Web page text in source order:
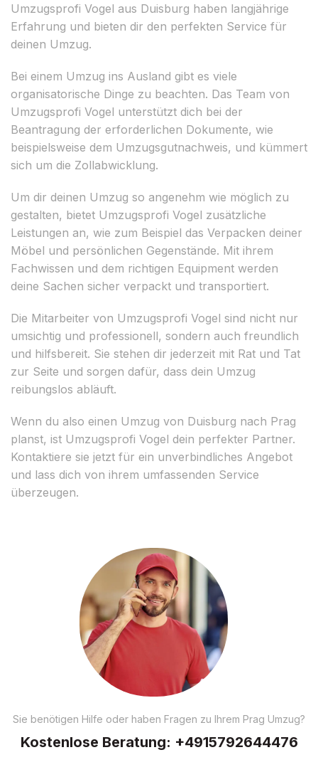
Umzugsprofi Vogel aus Duisburg haben langjährige
Erfahrung und bieten dir den perfekten Service für
deinen Umzug.
Bei einem Umzug ins Ausland gibt es viele
organisatorische Dinge zu beachten. Das Team von
Umzugsprofi Vogel unterstützt dich bei der
Beantragung der erforderlichen Dokumente, wie
beispielsweise dem Umzugsgutnachweis, und kümmert
sich um die Zollabwicklung.
Um dir deinen Umzug so angenehm wie möglich zu
gestalten, bietet Umzugsprofi Vogel zusätzliche
Leistungen an, wie zum Beispiel das Verpacken deiner
Möbel und persönlichen Gegenstände. Mit ihrem
Fachwissen und dem richtigen Equipment werden
deine Sachen sicher verpackt und transportiert.
Die Mitarbeiter von Umzugsprofi Vogel sind nicht nur
umsichtig und professionell, sondern auch freundlich
und hilfsbereit. Sie stehen dir jederzeit mit Rat und Tat
zur Seite und sorgen dafür, dass dein Umzug
reibungslos abläuft.
Wenn du also einen Umzug von Duisburg nach Prag
planst, ist Umzugsprofi Vogel dein perfekter Partner.
Kontaktiere sie jetzt für ein unverbindliches Angebot
und lass dich von ihrem umfassenden Service
überzeugen.
Sie benötigen Hilfe oder haben Fragen zu Ihrem Prag Umzug?
Kostenlose Beratung: +4915792644476